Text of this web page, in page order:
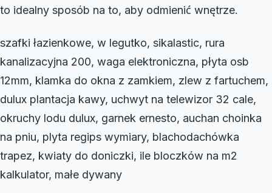
to idealny sposób na to, aby odmienić wnętrze.
szafki łazienkowe, w legutko, sikalastic, rura
kanalizacyjna 200, waga elektroniczna, płyta osb
12mm, klamka do okna z zamkiem, zlew z fartuchem,
dulux plantacja kawy, uchwyt na telewizor 32 cale,
okruchy lodu dulux, garnek ernesto, auchan choinka
na pniu, plyta regips wymiary, blachodachówka
trapez, kwiaty do doniczki, ile bloczków na m2
kalkulator, małe dywany